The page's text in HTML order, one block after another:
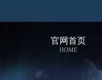
官网首页
HOME